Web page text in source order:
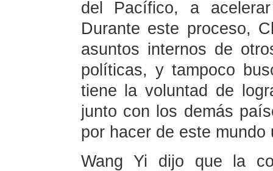
del Pacífico, a
Durante este proceso,
asuntos internos de
políticas, y tampoco
tiene la voluntad de
junto con los demás
por hacer de este mundo
Wang Yi dijo que la